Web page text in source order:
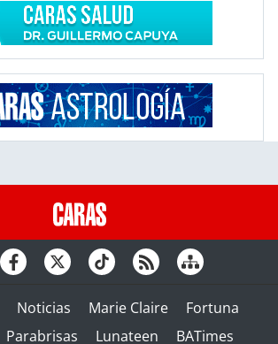
Noticias Marie Claire
Fortuna
Parabrisas Lunateen BATimes